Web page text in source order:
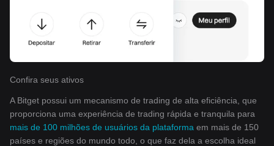
Confira seus ativos
A Bitget possui um mecanismo de trading de alta eficiência, que
proporciona uma experiência de trading rápida e tranquila para
mais de 100 milhões de usuários da plataforma em mais de 150
países e regiões do mundo todo, o que faz dela a escolha ideal